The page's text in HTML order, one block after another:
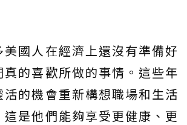
國人在經濟上還沒有準備好
真的喜歡所做的事情。這些年
活的機會重新構想職場和生活
是他們能夠享受更健康、更